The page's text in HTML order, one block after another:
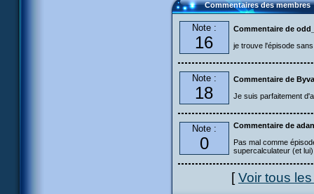
Commentaires des membres
Note :
16
Commentaire de
je trouve l'épisode
Note :
18
Commentaire de
Je suis parfaitement
Note :
0
Commentaire de
Pas mal comme
supercalculateur (et
[Voir tous